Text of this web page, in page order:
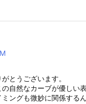
とうございます。
自然なカーブが優しい
ングも微妙に関係する